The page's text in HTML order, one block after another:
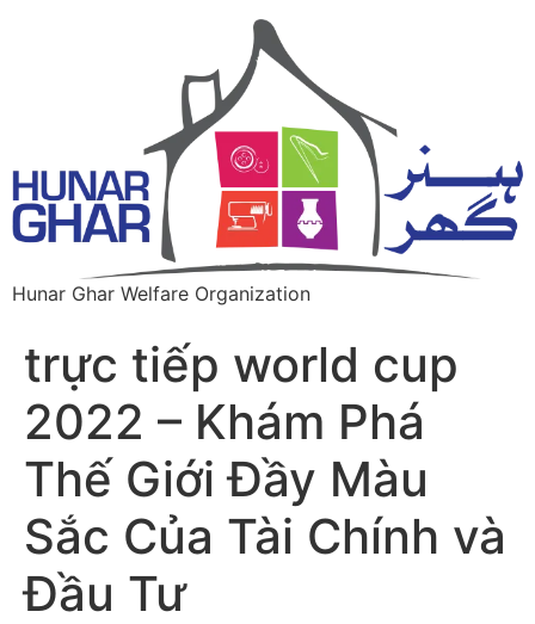
Hunar Ghar Welfare Organization
trực tiếp world cup
2022 – Khám Phá
Thế Giới Đầy Màu
Sắc Của Tài Chính và
Đầu Tư